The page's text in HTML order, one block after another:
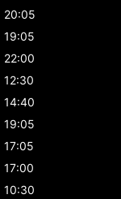
20:05
19:05
22:00
12:30
14:40
19:05
17:05
17:00
10:30